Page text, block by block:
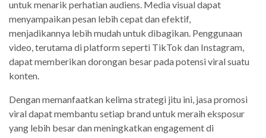
untuk menarik perhatian audiens. Media visual dapat
menyampaikan pesan lebih cepat dan efektif,
menjadikannya lebih mudah untuk dibagikan. Penggunaan
video, terutama di platform seperti TikTok dan Instagram,
dapat memberikan dorongan besar pada potensi viral suatu
konten.
Dengan memanfaatkan kelima strategi jitu ini, jasa promosi
viral dapat membantu setiap brand untuk meraih eksposur
yang lebih besar dan meningkatkan engagement di